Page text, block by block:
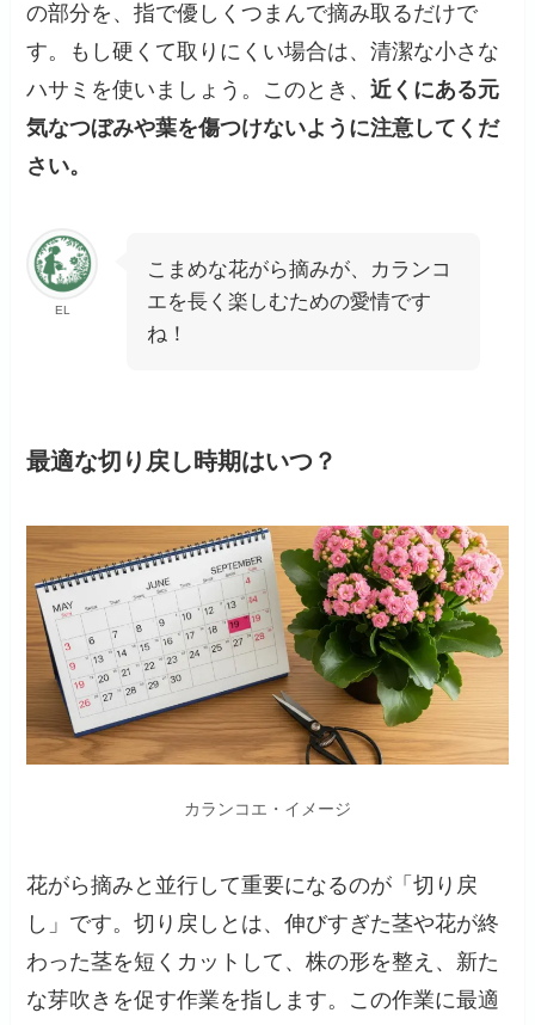
の部分を、指で優しくつまんで摘み取るだけで
す。もし硬くて取りにくい場合は、清潔な小さな
ハサミを使いましょう。このとき、近くにある元
気なつぼみや葉を傷つけないように注意してくだ
さい。
EL
こまめな花がら摘みが、カランコ
エを長く楽しむための愛情です
ね！
最適な切り戻し時期はいつ？
カランコエ・イメージ
花がら摘みと並行して重要になるのが「切り戻
し」です。切り戻しとは、伸びすぎた茎や花が終
わった茎を短くカットして、株の形を整え、新た
な芽吹きを促す作業を指します。この作業に最適